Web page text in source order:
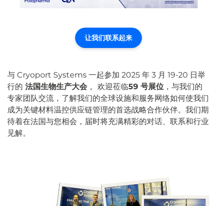
让我们联系起来
与 Cryoport Systems 一起参加 2025 年 3 月 19-20 日举
行的 法国生物生产大会 。欢迎莅临59 号展位 ，与我们的
专家团队交流，了解我们的全球设施和服务网络如何使我们
成为关键材料温控供应链管理的首选战略合作伙伴。我们期
待着在法国与您相会，届时将充满精彩的对话、联系和行业
见解。